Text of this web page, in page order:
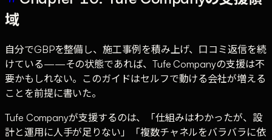
域
自分でGBPを整備し、施工事例を積み上げ、口コミ返信を続
けている——その状態であれば、Tufe Companyの支援は不
要かもしれない。このガイドはセルフで動ける会社が増える
ことを前提に書いた。
Tufe Companyが支援するのは、「仕組みはわかったが、設
計と運用に人手が足りない」「複数チャネルをバラバラに依